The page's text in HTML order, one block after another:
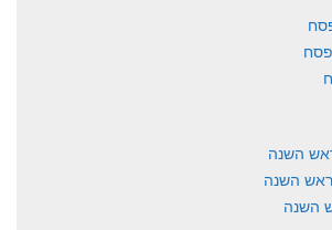
השנה
השנה
השנה